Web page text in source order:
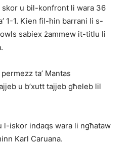
skor u bil-konfront li wara 36
1-1. Kien fil-ħin barrani li s-
sabiex żammew it-titlu li
ta’ Mantas
u b’xutt tajjeb għeleb lil
l-iskor indaqs wara li ngħataw
Karl Caruana.